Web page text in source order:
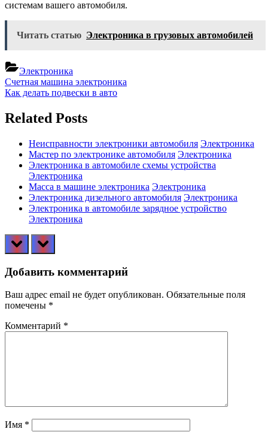
системам вашего автомобиля.
Читать статью Электроника в грузовых автомобилей
Электроника
Навигация
по
записям
Previous
Post:
Счетная машина электроника
Next
Как делать подвески в авто
Related Posts
Неисправности электроники автомобиля Электроника
Мастер по электронике автомобиля Электроника
Электроника в автомобиле схемы устройства
Электроника
Масса в машине электроника Электроника
Электроника дизельного автомобиля Электроника
Электроника в автомобиле зарядное устройство
Электроника
prev next
Добавить комментарий
Ваш адрес email не будет опубликован. Обязательные поля
помечены *
Комментарий *
Имя *